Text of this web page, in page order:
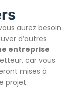
aurez besoin
d’autres
entreprise
car vous
mises à
projet.